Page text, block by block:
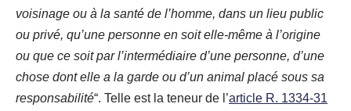
voisinage ou à la santé de l’homme, dans un lieu public
ou privé, qu’une personne en soit elle-même à l’origine
ou que ce soit par l’intermédiaire d’une personne, d’une
chose dont elle a la garde ou d’un animal placé sous sa
responsabilité“. Telle est la teneur de l’article R. 1334-31